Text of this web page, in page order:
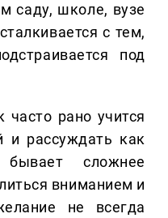
саду, школе, вузе
с тем,
под
часто рано учится
и рассуждать как
сложнее
вниманием и
не всегда